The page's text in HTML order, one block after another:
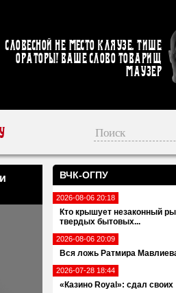
Словесной не место кляузе. Тише
ораторы! Ваше слово товарищ
Маузер
ВЧК-ОГПУ
2026-08-06 20:18
Кто крышует незаконный
твердых бытовых...
2026-08-06 20:09
Вся ложь Ратмира
2026-07-28 18:44
«Казино Royal»: сдал своих